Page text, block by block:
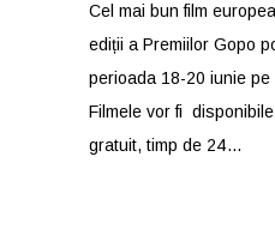
Cel mai bun film
ediții a Premiilor Gopo
perioada 18-20 iunie pe
Filmele vor fi
gratuit, timp de 24